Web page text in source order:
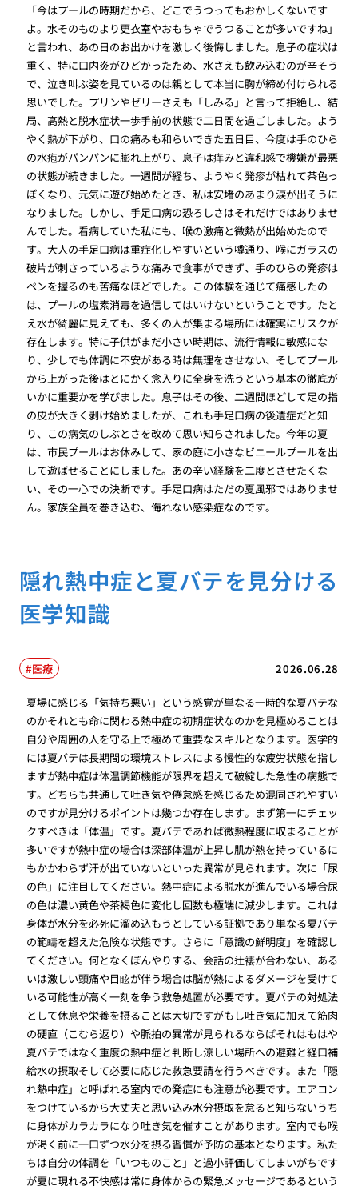
「今はプールの時期だから、どこでうつってもおかしくないです
よ。水そのものより更衣室やおもちゃでうつることが多いですね」
と言われ、あの日のお出かけを激しく後悔しました。息子の症状は
重く、特に口内炎がひどかったため、水さえも飲み込むのが辛そう
で、泣き叫ぶ姿を見ているのは親として本当に胸が締め付けられる
思いでした。プリンやゼリーさえも「しみる」と言って拒絶し、結
局、高熱と脱水症状一歩手前の状態で二日間を過ごしました。よう
やく熱が下がり、口の痛みも和らいできた五日目、今度は手のひら
の水疱がパンパンに膨れ上がり、息子は痒みと違和感で機嫌が最悪
の状態が続きました。一週間が経ち、ようやく発疹が枯れて茶色っ
ぽくなり、元気に遊び始めたとき、私は安堵のあまり涙が出そうに
なりました。しかし、手足口病の恐ろしさはそれだけではありませ
んでした。看病していた私にも、喉の激痛と微熱が出始めたので
す。大人の手足口病は重症化しやすいという噂通り、喉にガラスの
破片が刺さっているような痛みで食事ができず、手のひらの発疹は
ペンを握るのも苦痛なほどでした。この体験を通じて痛感したの
は、プールの塩素消毒を過信してはいけないということです。たと
え水が綺麗に見えても、多くの人が集まる場所には確実にリスクが
存在します。特に子供がまだ小さい時期は、流行情報に敏感にな
り、少しでも体調に不安がある時は無理をさせない、そしてプール
から上がった後はとにかく念入りに全身を洗うという基本の徹底が
いかに重要かを学びました。息子はその後、二週間ほどして足の指
の皮が大きく剥け始めましたが、これも手足口病の後遺症だと知
り、この病気のしぶとさを改めて思い知らされました。今年の夏
は、市民プールはお休みして、家の庭に小さなビニールプールを出
して遊ばせることにしました。あの辛い経験を二度とさせたくな
い、その一心での決断です。手足口病はただの夏風邪ではありませ
ん。家族全員を巻き込む、侮れない感染症なのです。
隠れ熱中症と夏バテを見分ける
医学知識
2026.06.28
医療
夏場に感じる「気持ち悪い」という感覚が単なる一時的な夏バテな
のかそれとも命に関わる熱中症の初期症状なのかを見極めることは
自分や周囲の人を守る上で極めて重要なスキルとなります。医学的
には夏バテは長期間の環境ストレスによる慢性的な疲労状態を指し
ますが熱中症は体温調節機能が限界を超えて破綻した急性の病態で
す。どちらも共通して吐き気や倦怠感を感じるため混同されやすい
のですが見分けるポイントは幾つか存在します。まず第一にチェッ
クすべきは「体温」です。夏バテであれば微熱程度に収まることが
多いですが熱中症の場合は深部体温が上昇し肌が熱を持っているに
もかかわらず汗が出ていないといった異常が見られます。次に「尿
の色」に注目してください。熱中症による脱水が進んでいる場合尿
の色は濃い黄色や茶褐色に変化し回数も極端に減少します。これは
身体が水分を必死に溜め込もうとしている証拠であり単なる夏バテ
の範疇を超えた危険な状態です。さらに「意識の鮮明度」を確認し
てください。何となくぼんやりする、会話の辻褄が合わない、ある
いは激しい頭痛や目眩が伴う場合は脳が熱によるダメージを受けて
いる可能性が高く一刻を争う救急処置が必要です。夏バテの対処法
として休息や栄養を摂ることは大切ですがもし吐き気に加えて筋肉
の硬直（こむら返り）や脈拍の異常が見られるならばそれはもはや
夏バテではなく重度の熱中症と判断し涼しい場所への避難と経口補
給水の摂取そして必要に応じた救急要請を行うべきです。また「隠
れ熱中症」と呼ばれる室内での発症にも注意が必要です。エアコン
をつけているから大丈夫と思い込み水分摂取を怠ると知らないうち
に身体がカラカラになり吐き気を催すことがあります。室内でも喉
が渇く前に一口ずつ水分を摂る習慣が予防の基本となります。私た
ちは自分の体調を「いつものこと」と過小評価してしまいがちです
が夏に現れる不快感は常に身体からの緊急メッセージであるという